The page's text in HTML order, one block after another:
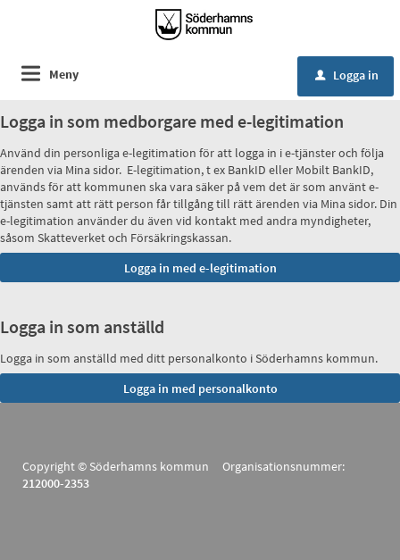
Meny u Logga in
Logga in som medborgare med e-legitimation
Använd din personliga e-legitimation för att logga in i e-tjänster och följa
ärenden via Mina sidor. E-legitimation, t ex BankID eller Mobilt BankID,
används för att kommunen ska vara säker på vem det är som använt e-
tjänsten samt att rätt person får tillgång till rätt ärenden via Mina sidor. Din
e-legitimation använder du även vid kontakt med andra myndigheter,
såsom Skatteverket och Försäkringskassan.
Logga in som anställd
Logga in som anställd med ditt personalkonto i Söderhamns kommun.
Copyright © Söderhamns kommun Organisationsnummer:
212000-2353